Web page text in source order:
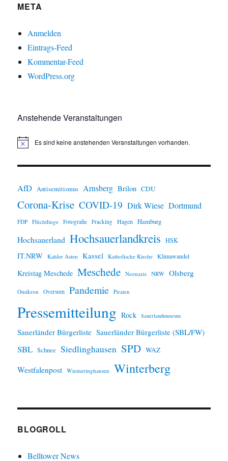
META
Anmelden
Eintrags-Feed
Kommentar-Feed
WordPress.org
Anstehende Veranstaltungen
H
Es sind keine anstehenden Veranstaltungen vorhanden.
AfD Antisemitismus Arnsberg Brilon CDU
Corona-Krise COVID-19 Dirk Wiese Dortmund
FDP Flüchtlinge Fotografie Fracking Hagen Hamburg
Hochsauerland Hochsauerlandkreis HSK
IT.NRW Kahler Asten Kassel Katholische Kirche Klimawandel
Kreistag Meschede Meschede Neonazis NRW Olsberg
Omikron Oversum Pandemie Piraten
Pressemitteilung Rock Sauerlandmuseum
Sauerländer Bürgerliste Sauerländer Bürgerliste (SBL/FW)
SBL Schnee Siedlinghausen SPD WAZ
Westfalenpost Wiemeringhausen Winterberg
BLOGROLL
Belltower News